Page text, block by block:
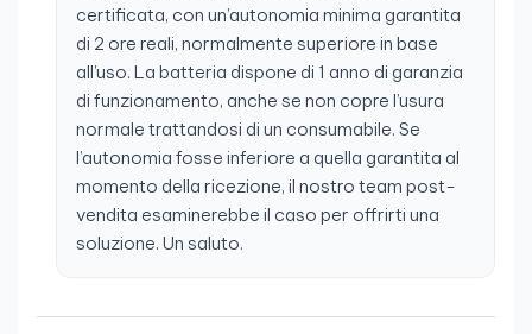
certificata, con un’autonomia minima garantita
di 2 ore reali, normalmente superiore in base
all’uso. La batteria dispone di 1 anno di garanzia
di funzionamento, anche se non copre l’usura
normale trattandosi di un consumabile. Se
l’autonomia fosse inferiore a quella garantita al
momento della ricezione, il nostro team post-
vendita esaminerebbe il caso per offrirti una
soluzione. Un saluto.